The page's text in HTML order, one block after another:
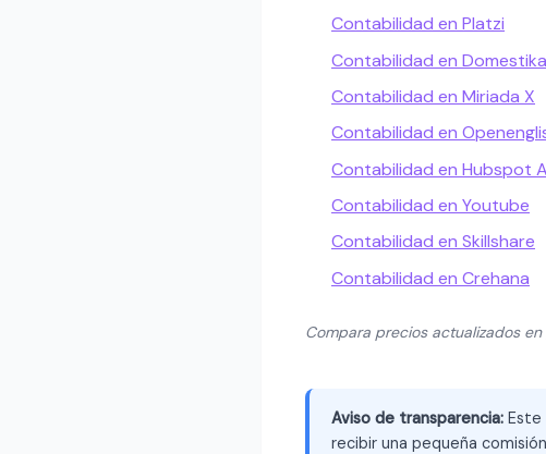
Contabilidad en Platzi
Contabilidad en Domestika
Contabilidad en Miriada X
Contabilidad en
Contabilidad en Hubspot
Contabilidad en Youtube
Contabilidad en Skillshare
Contabilidad en Crehana
Compara precios actualizados en
Aviso de transparencia: Este
recibir una pequeña